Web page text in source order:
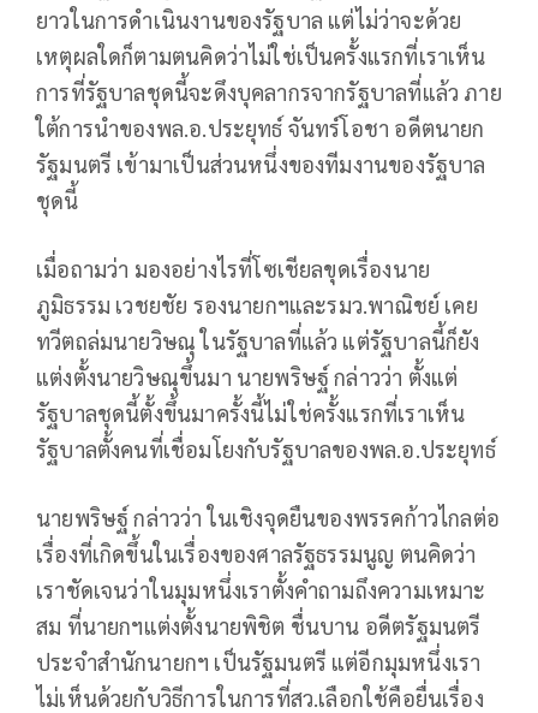
ยาวในการดำเนินงานของรัฐบาล แต่ไม่ว่าจะด้วย
เหตุผลใดก็ตามตนคิดว่าไม่ใช่เป็นครั้งแรกที่เราเห็น
การที่รัฐบาลชุดนี้จะดึงบุคลากรจากรัฐบาลที่แล้ว ภาย
ใต้การนำของพล.อ.ประยุทธ์ จันทร์โอชา อดีตนายก
รัฐมนตรี เข้ามาเป็นส่วนหนึ่งของทีมงานของรัฐบาล
ชุดนี้
เมื่อถามว่า มองอย่างไรที่โซเชียลขุดเรื่องนาย
ภูมิธรรม เวชยชัย รองนายกฯและรมว.พาณิชย์ เคย
ทวีตถล่มนายวิษณุ ในรัฐบาลที่แล้ว แต่รัฐบาลนี้ก็ยัง
แต่งตั้งนายวิษณุขึ้นมา นายพริษฐ์ กล่าวว่า ตั้งแต่
รัฐบาลชุดนี้ตั้งขึ้นมาครั้งนี้ไม่ใช่ครั้งแรกที่เราเห็น
รัฐบาลตั้งคนที่เชื่อมโยงกับรัฐบาลของพล.อ.ประยุทธ์
นายพริษฐ์ กล่าวว่า ในเชิงจุดยืนของพรรคก้าวไกลต่อ
เรื่องที่เกิดขึ้นในเรื่องของศาลรัฐธรรมนูญ ตนคิดว่า
เราชัดเจนว่าในมุมหนึ่งเราตั้งคำถามถึงความเหมาะ
สม ที่นายกฯแต่งตั้งนายพิชิต ชื่นบาน อดีตรัฐมนตรี
ประจำสำนักนายกฯ เป็นรัฐมนตรี แต่อีกมุมหนึ่งเรา
ไม่เห็นด้วยกับวิธีการในการที่สว.เลือกใช้คือยื่นเรื่อง